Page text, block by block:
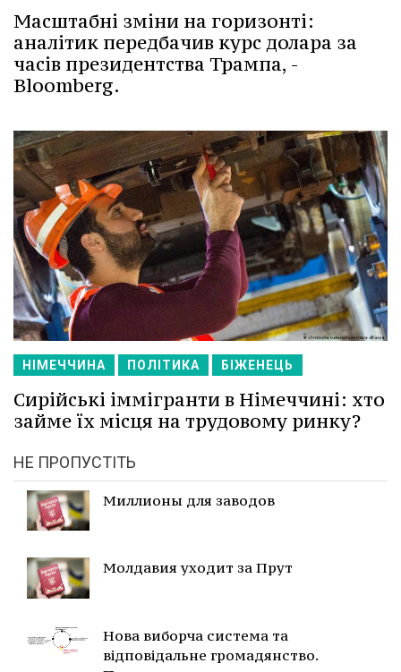
Масштабні зміни на горизонті:
аналітик передбачив курс долара за
часів президентства Трампа, -
Bloomberg.
НІМЕЧЧИНА ПОЛІТИКА БІЖЕНЕЦЬ
Сирійські іммігранти в Німеччині: хто
займе їх місця на трудовому ринку?
НЕ ПРОПУСТІТЬ
Миллионы для заводов
Молдавия уходит за Прут
Нова виборча система та
відповідальне громадянство.